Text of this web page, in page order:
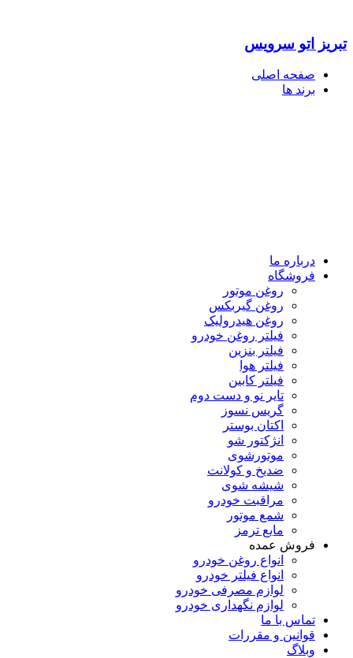
تبریز اتو سرویس
صفحه اصلی
برند ها
درباره ما
فروشگاه
روغن موتور
روغن گیربکس
روغن هیدرولیک
فیلتر روغن خودرو
فیلتر بنزین
فیلتر هوا
فیلتر کابین
تایر نو و دست دوم
گریس نسوز
اکتان بوستر
انژکتور شو
موتورشوی
ضدیخ و کولانت
شیشه شوی
مراقبت خودرو
شمع موتور
مایع ترمز
فروش عمده
انواع روغن خودرو
انواع فیلتر خودرو
لوازم مصرفی خودرو
لوازم نگهداری خودرو
تماس با ما
قوانین و مقررات
وبلاگ